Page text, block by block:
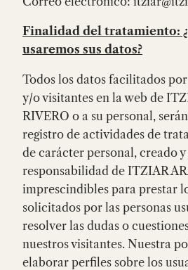
Finalidad del tratamiento:
usaremos sus datos?
Todos los datos facilitados
y/o visitantes en la web de
RIVERO o a su personal,
registro de actividades de
de carácter personal, creado
responsabilidad de ITZIAR
imprescindibles para prestar
solicitados por las personas
resolver las dudas o
nuestros visitantes. Nuestra
elaborar perfiles sobre los